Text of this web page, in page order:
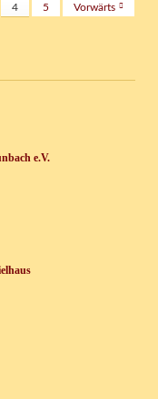
4 5 Vorwärts
e.V.